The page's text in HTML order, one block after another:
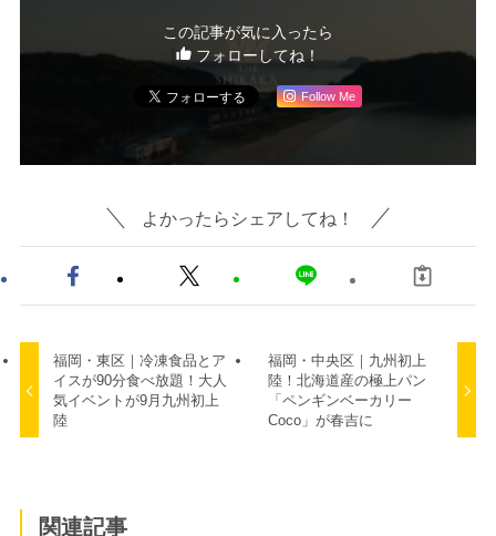
この記事が気に入ったら
フォローしてね！
Follow Me
よかったらシェアしてね！
福岡・東区｜冷凍食品とア
イスが90分食べ放題！大人
気イベントが9月九州初上
陸
福岡・中央区｜九州初上
陸！北海道産の極上パン
「ペンギンベーカリー
Coco」が春吉に
関連記事